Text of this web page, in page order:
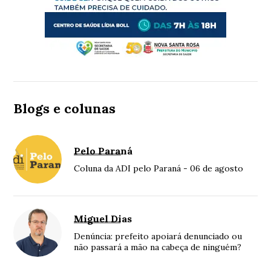
Blogs e colunas
Pelo Paraná
Coluna da ADI pelo Paraná - 06 de agosto
Miguel Dias
Denúncia: prefeito apoiará denunciado ou
não passará a mão na cabeça de ninguém?